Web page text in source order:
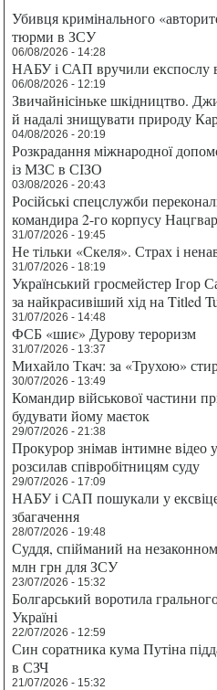
Убивця кримінального
тюрми в ЗСУ
06/08/2026 - 14:28
НАБУ і САП вручили експослу
06/08/2026 - 12:19
Звичайнісіньке шкідництво.
й надалі знищувати природу
04/08/2026 - 20:19
Розкрадання міжнародної
із МЗС в СІЗО
03/08/2026 - 20:43
Російські спецслужби
командира 2-го корпусу
31/07/2026 - 19:45
Не тільки «Скеля». Страх і
31/07/2026 - 18:19
Український гросмейстер Ігор
за найкрасивіший хід на Titled
31/07/2026 - 14:48
ФСБ «шиє» Дурову тероризм
31/07/2026 - 13:37
Михайло Ткач: за «Трухою»
30/07/2026 - 13:49
Командир військової частини
будувати йому маєток
29/07/2026 - 21:38
Прокурор знімав інтимне відео
розсилав співробітницям суду
29/07/2026 - 17:09
НАБУ і САП пошукали у
збагачення
28/07/2026 - 19:48
Суддя, спійманий на
млн грн для ЗСУ
23/07/2026 - 15:32
Болгарський воротила
Україні
22/07/2026 - 12:59
Син соратника кума Путіна
в СЗЧ
21/07/2026 - 15:32